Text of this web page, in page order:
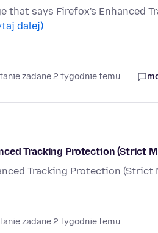
that says Firefox's Enhanced
dalej)
zadane 2 tygodnie temu
Tracking Protection (Strict
Tracking Protection (Strict
zadane 2 tygodnie temu